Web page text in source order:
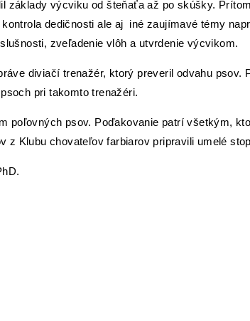
výcviku od šteňaťa až po skúšky.
dedičnosti ale aj iné zaujímavé témy
zveľadenie vlôh a utvrdenie výcvikom.
diviačí trenažér, ktorý preveril odvahu psov.
pri takomto trenažéri.
poľovných psov. Poďakovanie patrí všetkým,
z Klubu chovateľov farbiarov pripravili umelé